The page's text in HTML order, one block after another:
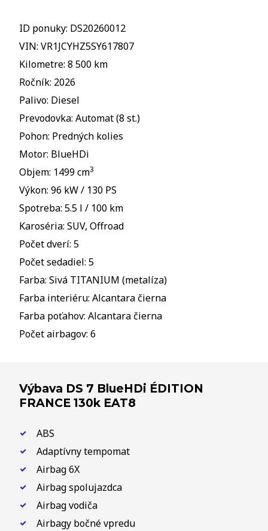
ID ponuky: DS20260012
VIN: VR1JCYHZ5SY617807
Kilometre: 8 500 km
Ročník: 2026
Palivo: Diesel
Prevodovka: Automat (8 st.)
Pohon: Predných kolies
Motor: BlueHDi
Objem: 1499 cm3
Výkon: 96 kW / 130 PS
Spotreba: 5.5 l / 100 km
Karoséria: SUV, Offroad
Počet dverí: 5
Počet sedadiel: 5
Farba: Sivá TITANIUM (metalíza)
Farba interiéru: Alcantara čierna
Farba poťahov: Alcantara čierna
Počet airbagov: 6
Výbava DS 7 BlueHDi ÉDITION
FRANCE 130k EAT8
ABS
Adaptívny tempomat
Airbag 6X
Airbag spolujazdca
Airbag vodiča
Airbagy bočné vpredu